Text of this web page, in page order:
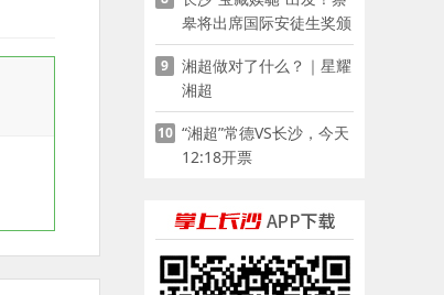
皋将出席国际安徒生奖颁
奖典礼并领奖
9
湘超做对了什么？｜星耀
湘超
10 “湘超”常德VS长沙，今天
12:18开票